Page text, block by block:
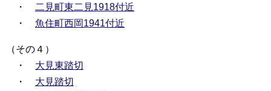
・
二見町東二見1918付近
・ 魚住町西岡1941付近
（その４）
・ 大見東踏切
・ 大見踏切